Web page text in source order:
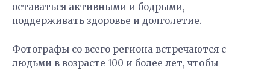
оставаться активными и бодрыми,
поддерживать здоровье и долголетие.
Фотографы со всего региона встречаются с
людьми в возрасте 100 и более лет, чтобы